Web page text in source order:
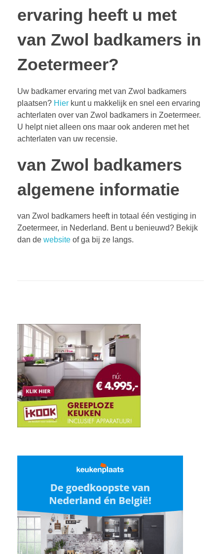
ervaring heeft u met
van Zwol badkamers in
Zoetermeer?
Uw badkamer ervaring met van Zwol badkamers
plaatsen? Hier kunt u makkelijk en snel een ervaring
achterlaten over van Zwol badkamers in Zoetermeer.
U helpt niet alleen ons maar ook anderen met het
achterlaten van uw recensie.
van Zwol badkamers
algemene informatie
van Zwol badkamers heeft in totaal één vestiging in
Zoetermeer, in Nederland. Bent u benieuwd? Bekijk
dan de website of ga bij ze langs.